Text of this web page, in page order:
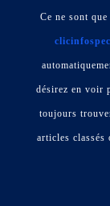
Ce ne sont
désirez en voir
toujours
articles classés